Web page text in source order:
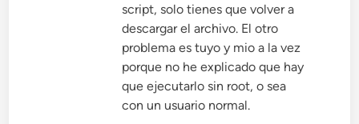
script, solo tienes que volver a
descargar el archivo. El otro
problema es tuyo y mio a la vez
porque no he explicado que hay
que ejecutarlo sin root, o sea
con un usuario normal.